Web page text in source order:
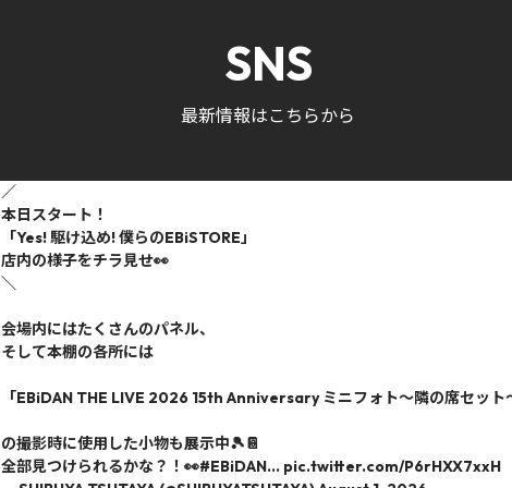
SNS
最新情報はこちらから
／
本日スタート！
「Yes! 駆け込め! 僕らのEBiSTORE」
店内の様子をチラ見せ👀
＼
会場内にはたくさんのパネル、
そして本棚の各所には
「EBiDAN THE LIVE 2026 15th Anniversary ミニフォト〜隣の席セット
の撮影時に使用した小物も展示中🎾📔
全部見つけられるかな？！👀#EBiDAN… pic.twitter.com/P6rHXX7xxH